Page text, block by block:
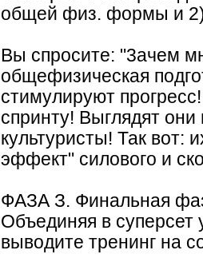
общей физ. формы и
Вы спросите: "3ачем
общефизическая
стимулируют
спринту! Выглядят
культуристы! Так вот:
эффект" силового и
ФАЗА З. Финальная
Объединяя в
выводите тренинг на